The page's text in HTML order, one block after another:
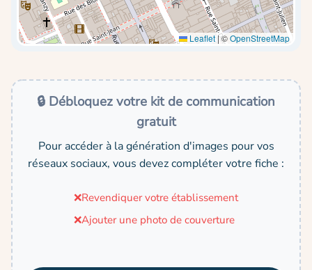
Leaflet |©OpenStreetMap
🔒 Débloquez votre kit de communication
gratuit
Pour accéder à la génération d'images pour vos
réseaux sociaux, vous devez compléter votre fiche :
❌Revendiquer votre établissement
❌Ajouter une photo de couverture